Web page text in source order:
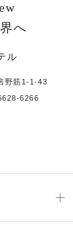
へ
ル
野筋1-1-43
6266